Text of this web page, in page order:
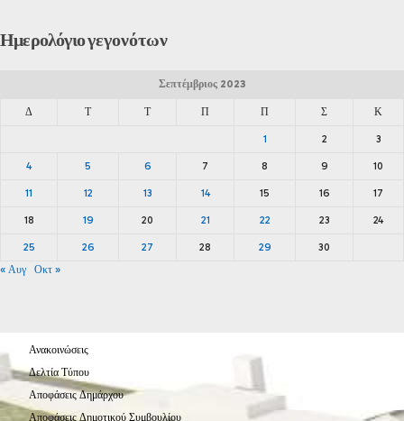
Ημερολόγιογεγονότων
Σεπτέμβριος 2023
Δ Τ Τ Π Π Σ Κ
1 2 3
4 5 6 7 8 9 10
11 12 13 14 15 16 17
18 19 20 21 22 23 24
25 26 27 28 29
30
« Αυγ
Οκτ »
Ανακοινώσεις
Δελτία Τύπου
Αποφάσεις Δημάρχου
Αποφάσεις Δημοτικού Συμβουλίου